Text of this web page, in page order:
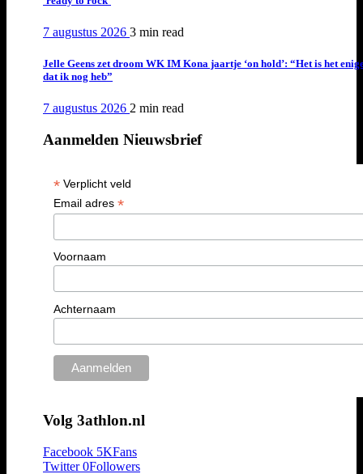
7 augustus 2026 3 min read
Jelle Geens zet droom WK IM Kona jaartje ‘on hold’: “Het is het
dat ik nog heb”
7 augustus 2026 2 min read
Aanmelden Nieuwsbrief
*Verplicht veld
Email adres *
Voornaam
Achternaam
Volg 3athlon.nl
Facebook 5KFans
Twitter 0Followers